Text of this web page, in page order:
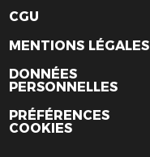
CGU
MENTIONS LÉGALES
DONNÉES
PERSONNELLES
PRÉFÉRENCES
COOKIES